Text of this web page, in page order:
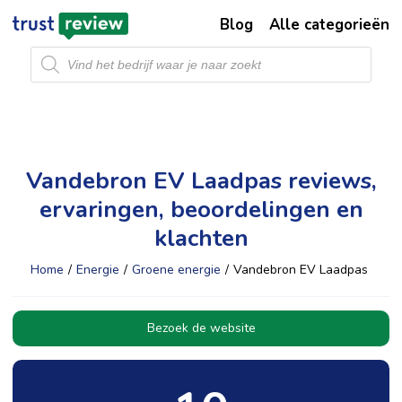
Producten
zoeken
Blog Alle categorieën
Vandebron EV Laadpas reviews,
ervaringen, beoordelingen en
klachten
Home / Energie / Groene energie / Vandebron EV Laadpas
Bezoek de website